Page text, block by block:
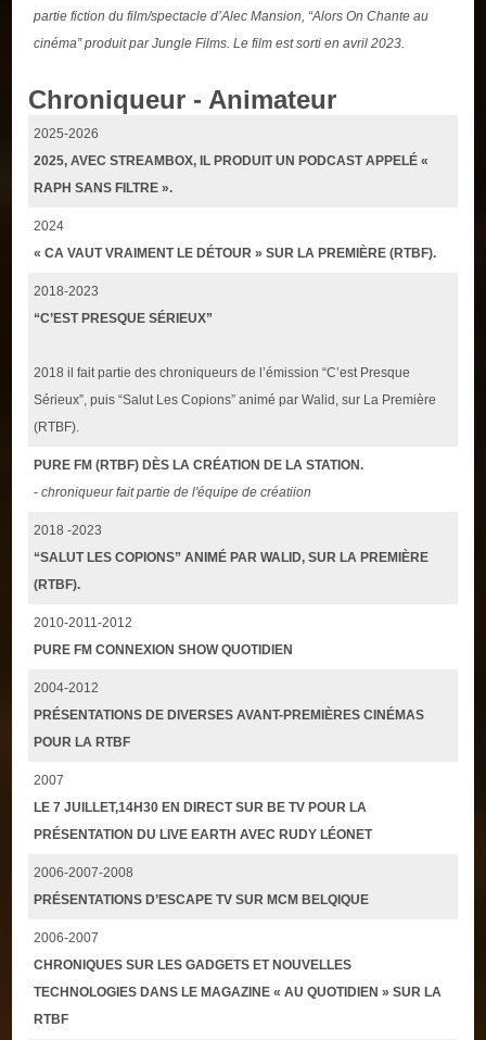
partie fiction du film/spectacle d’Alec Mansion, “Alors On Chante au
cinéma” produit par Jungle Films. Le film est sorti en avril 2023.
Chroniqueur - Animateur
2025-2026
2025, AVEC STREAMBOX, IL PRODUIT UN PODCAST APPELÉ «
RAPH SANS FILTRE ».
2024
« CA VAUT VRAIMENT LE DÉTOUR » SUR LA PREMIÈRE (RTBF).
2018-2023
“C’EST PRESQUE SÉRIEUX”
2018 il fait partie des chroniqueurs de l’émission “C’est Presque
Sérieux”, puis “Salut Les Copions” animé par Walid, sur La Première
(RTBF).
PURE FM (RTBF) DÈS LA CRÉATION DE LA STATION.
-chroniqueur fait partie de l'équipe de créatiion
2018 -2023
“SALUT LES COPIONS” ANIMÉ PAR WALID, SUR LA PREMIÈRE
(RTBF).
2010-2011-2012
PURE FM CONNEXION SHOW QUOTIDIEN
2004-2012
PRÉSENTATIONS DE DIVERSES AVANT-PREMIÈRES CINÉMAS
POUR LA RTBF
2007
LE 7 JUILLET,14H30 EN DIRECT SUR BE TV POUR LA
PRÉSENTATION DU LIVE EARTH AVEC RUDY LÉONET
2006-2007-2008
PRÉSENTATIONS D’ESCAPE TV SUR MCM BELQIQUE
2006-2007
CHRONIQUES SUR LES GADGETS ET NOUVELLES
TECHNOLOGIES DANS LE MAGAZINE « AU QUOTIDIEN » SUR LA
RTBF